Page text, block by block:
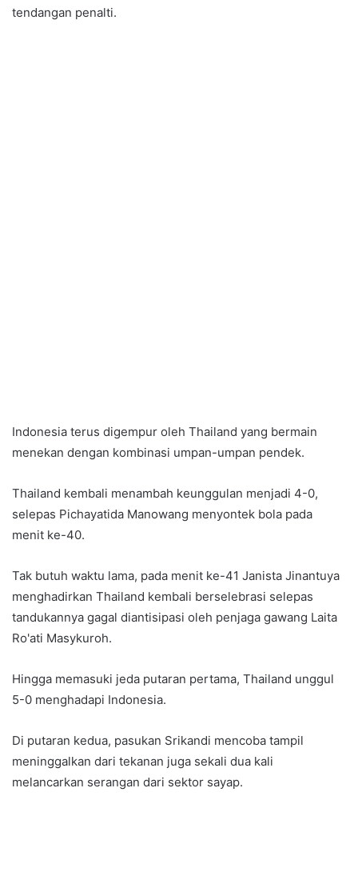
tendangan penalti.
Indonesia terus digempur oleh Thailand yang bermain
menekan dengan kombinasi umpan-umpan pendek.
Thailand kembali menambah keunggulan menjadi 4-0,
selepas Pichayatida Manowang menyontek bola pada
menit ke-40.
Tak butuh waktu lama, pada menit ke-41 Janista Jinantuya
menghadirkan Thailand kembali berselebrasi selepas
tandukannya gagal diantisipasi oleh penjaga gawang Laita
Ro'ati Masykuroh.
Hingga memasuki jeda putaran pertama, Thailand unggul
5-0 menghadapi Indonesia.
Di putaran kedua, pasukan Srikandi mencoba tampil
meninggalkan dari tekanan juga sekali dua kali
melancarkan serangan dari sektor sayap.